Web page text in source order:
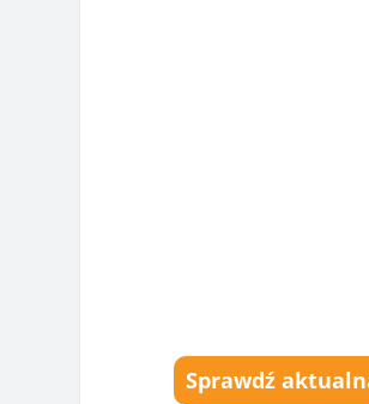
Sprawdź